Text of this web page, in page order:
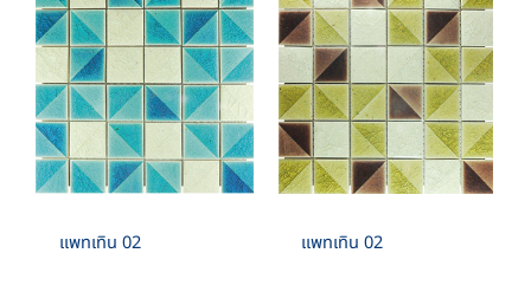
แพทเทิน 02 แพทเทิน 02